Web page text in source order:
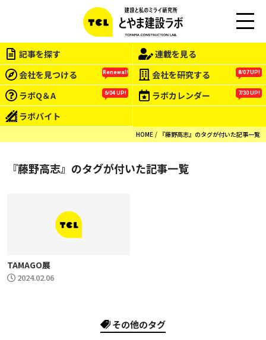
EN
記事を探す
連載を見る
会社を見つける
Renewal! 会社を研究する 8/07 UP!
ラボQ＆A 6/04 UP! ラボカレンダー 7/30 UP!
ラボバイト
HOME 『藤野高志』のタグが付いた記事一覧
『藤野高志』のタグが付いた記事一覧
TAMAGO展
2024.02.06
その他のタグ